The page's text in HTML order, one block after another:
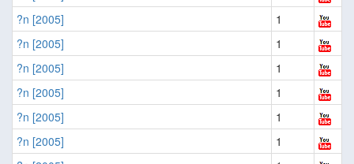
?n [2005]
1
?n [2005]
1
?n [2005]
1
?n [2005]
1
?n [2005]
1
?n [2005]
1